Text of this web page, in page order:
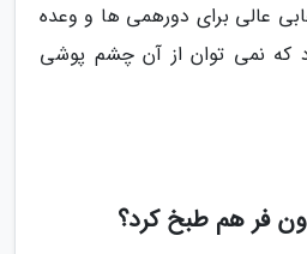
عالی برای دورهمی ها و وعده
که نمی توان از آن چشم پوشی
فر هم طبخ کرد؟